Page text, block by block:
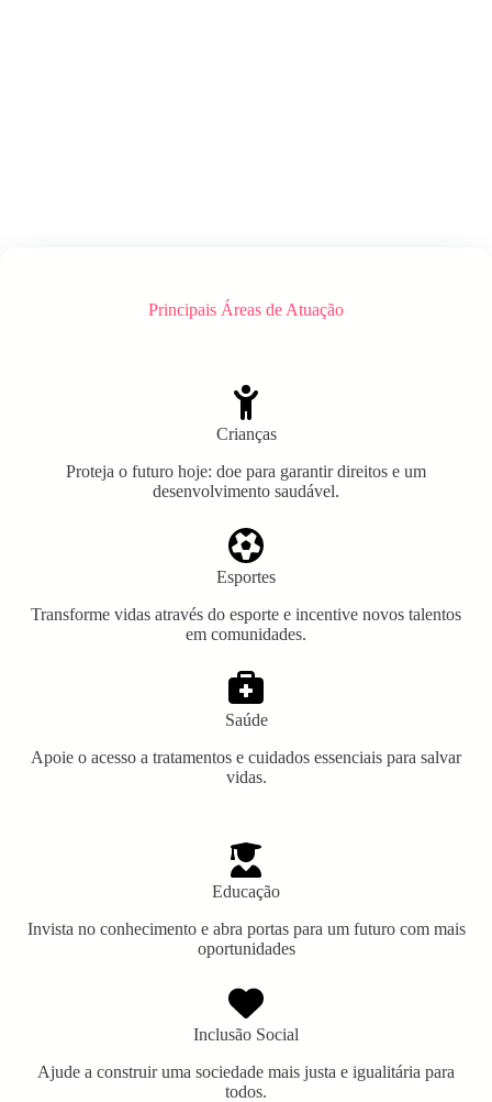
Principais Áreas de Atuação
Crianças
Proteja o futuro hoje: doe para garantir direitos e um
desenvolvimento saudável.
Esportes
Transforme vidas através do esporte e incentive novos talentos
em comunidades.
Saúde
Apoie o acesso a tratamentos e cuidados essenciais para salvar
vidas.
Educação
Invista no conhecimento e abra portas para um futuro com mais
oportunidades
Inclusão Social
Ajude a construir uma sociedade mais justa e igualitária para
todos.